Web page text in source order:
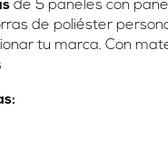
de 5 paneles con
de poliéster
tu marca. Con